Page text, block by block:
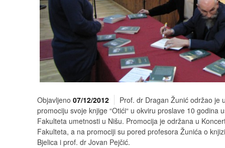
Objavljeno 07/12/2012
Prof. dr Dragan Žunić održao je
promociju svoje knjige “Otići“ u okviru proslave 10 godina
Fakulteta umetnosti u Nišu. Promocija je održana u
Fakulteta, a na promociji su pored profesora Žunića o
Bjelica i prof. dr Jovan Pejčić.